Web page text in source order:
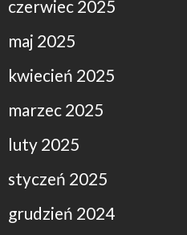
czerwiec 2025
maj 2025
kwiecień 2025
marzec 2025
luty 2025
styczeń 2025
grudzień 2024